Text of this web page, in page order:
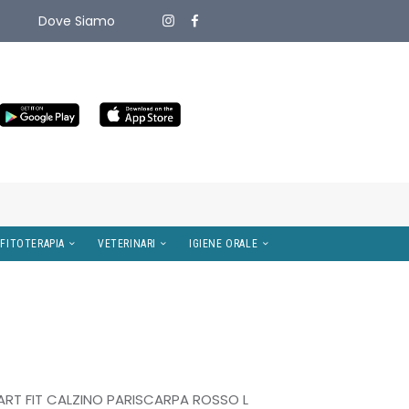
Dove Siamo
FIT CALZINO PARISCARPA ROSSO L